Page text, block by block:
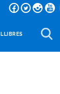
LLIBRES